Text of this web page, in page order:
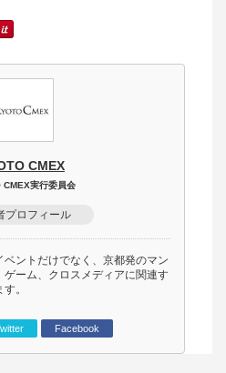
CMEX
CMEX実行委員会
プロフィール
ントだけでなく、京都発のマン
ゲーム、クロスメディアに関連す
。
Facebook